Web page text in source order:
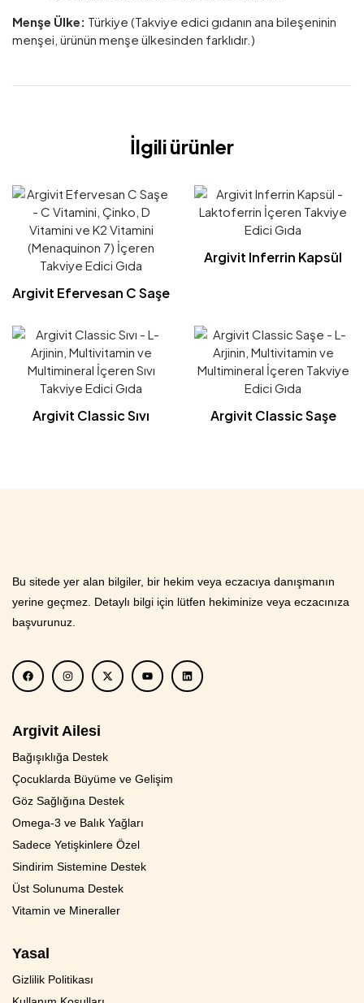
Menşe Ülke: Türkiye (Takviye edici gıdanın ana bileşeninin
menşei, ürünün menşe ülkesinden farklıdır.)
İlgili ürünler
Argivit Efervesan C Saşe
Argivit Inferrin Kapsül
Argivit Classic Sıvı Argivit Classic Saşe
Bu sitede yer alan bilgiler, bir hekim veya eczacıya danışmanın
yerine geçmez. Detaylı bilgi için lütfen hekiminize veya eczacınıza
başvurunuz.
Argivit Ailesi
Bağışıklığa Destek
Çocuklarda Büyüme ve Gelişim
Göz Sağlığına Destek
Omega-3 ve Balık Yağları
Sadece Yetişkinlere Özel
Sindirim Sistemine Destek
Üst Solunuma Destek
Vitamin ve Mineraller
Yasal
Gizlilik Politikası